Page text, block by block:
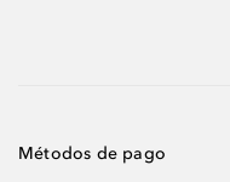
Métodos de pago